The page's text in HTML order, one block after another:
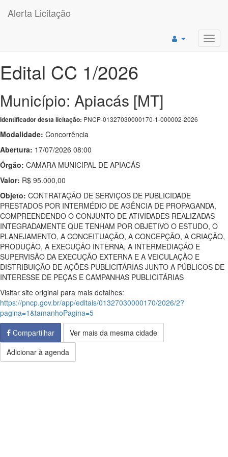
Alerta Licitação
Edital CC 1/2026
Município: Apiacás [MT]
Identificador desta licitação: PNCP-01327030000170-1-000002-2026
Modalidade: Concorrência
Abertura: 17/07/2026 08:00
Órgão: CAMARA MUNICIPAL DE APIACÁS
Valor: R$ 95.000,00
Objeto: CONTRATAÇÃO DE SERVIÇOS DE PUBLICIDADE
PRESTADOS POR INTERMÉDIO DE AGÊNCIA DE PROPAGANDA,
COMPREENDENDO O CONJUNTO DE ATIVIDADES REALIZADAS
INTEGRADAMENTE QUE TENHAM POR OBJETIVO O ESTUDO, O
PLANEJAMENTO, A CONCEITUAÇÃO, A CONCEPÇÃO, A CRIAÇÃO,
PRODUÇÃO, A EXECUÇÃO INTERNA, A INTERMEDIAÇÃO E
SUPERVISÃO DA EXECUÇÃO EXTERNA E A VEICULAÇÃO E
DISTRIBUIÇÃO DE AÇÕES PUBLICITÁRIAS JUNTO A PÚBLICOS DE
INTERESSE DE PEÇAS E CAMPANHAS PUBLICITÁRIAS
Visitar site original para mais detalhes:
https://pncp.gov.br/app/editais/01327030000170/2026/2?
pagina=1&tamanhoPagina=5
Compartilhar
Ver mais da mesma cidade
Adicionar à agenda